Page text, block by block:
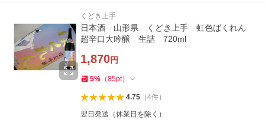
くどき上手
日本酒 山形県 くどき上手 虹色ばくれん
超辛口大吟醸 生詰 720ml
1,870円
5% （85pt）
4.75（4件）
翌日発送（休業日を除く）